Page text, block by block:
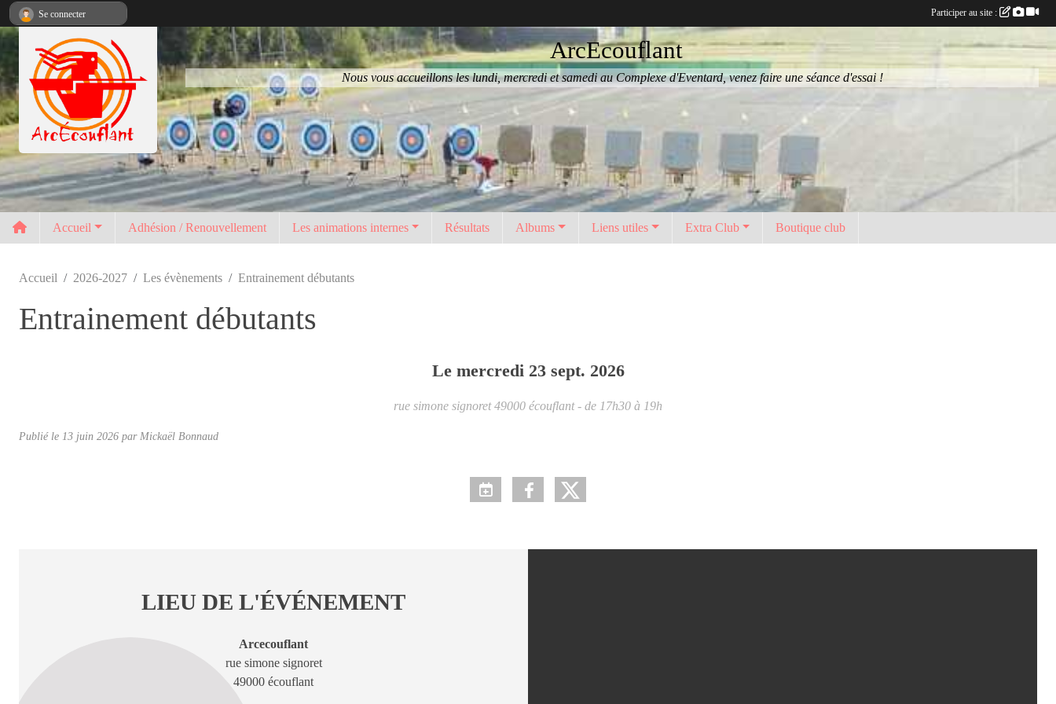
ArcEcouflant
Nous vous accueillons les lundi, mercredi et samedi au Complexe d'Eventard, venez faire une séance d'essai !
Accueil Adhésion / Renouvellement Les animations internes Résultats Albums Liens utiles Extra Club Boutique club
Accueil 2026-2027 Les évènements Entrainement débutants
Entrainement débutants
Le mercredi 23 sept. 2026
rue simone signoret 49000 écouflant - de 17h30 à 19h
Publié le 13 juin 2026 par Mickaël Bonnaud
LIEU DE L'ÉVÉNEMENT
Arcecouflant
rue simone signoret
49000 écouflant
Se connecter Participer au site :
Panneau de gestion des cookies